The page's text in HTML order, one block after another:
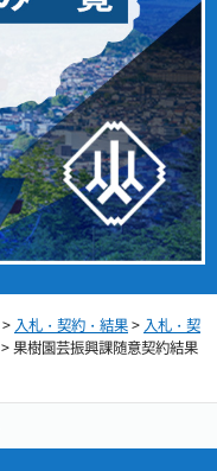
> 入札・契約・結果> 入札・契
> 果樹園芸振興課随意契約結果